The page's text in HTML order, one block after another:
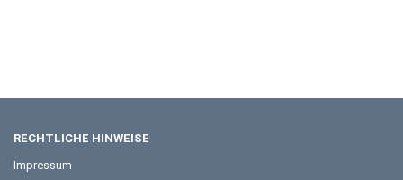
RECHTLICHE HINWEISE
Impressum